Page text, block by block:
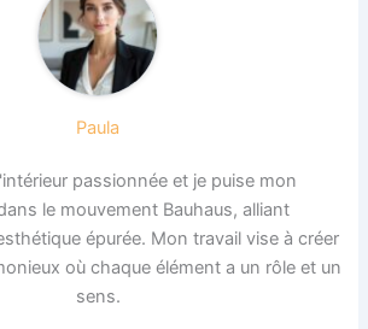
Paula
passionnée et je puise mon
le mouvement Bauhaus, alliant
épurée. Mon travail vise à créer
où chaque élément a un rôle et un
sens.